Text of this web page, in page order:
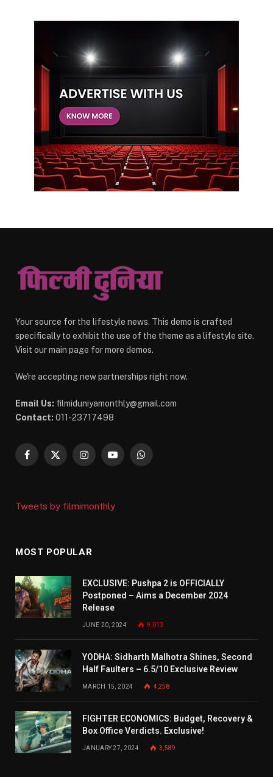
Your source for the lifestyle news. This demo is crafted
specifically to exhibit the use of the theme as a lifestyle site.
Visit our main page for more demos.
We're accepting new partnerships right now.
Email Us: filmiduniyamonthly@gmail.com
Contact: 011-23717498
Facebook
X
InstagramYouTubeWhatsApp
Tweets by filmimonthly
MOST POPULAR
EXCLUSIVE: Pushpa 2 is OFFICIALLY
Postponed – Aims a December 2024
Release
JUNE 20, 2024 9,013
YODHA: Sidharth Malhotra Shines, Second
Half Faulters – 6.5/10 Exclusive Review
MARCH 15, 2024 4,258
FIGHTER ECONOMICS: Budget, Recovery &
Box Office Verdicts. Exclusive!
JANUARY 27, 2024 3,589